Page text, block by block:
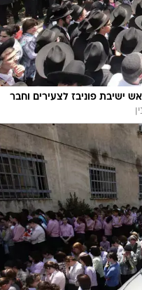
ישיבת פוניבז לצעירים וחבר